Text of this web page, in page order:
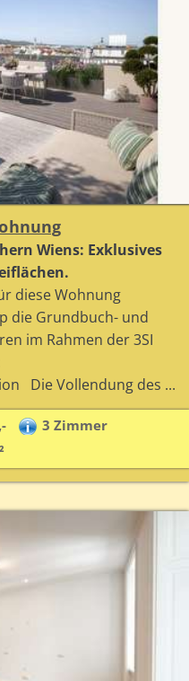
Wiens: Exklusives
diese Wohnung
die Grundbuch- und
im Rahmen der 3SI
Die Vollendung des ...
3 Zimmer